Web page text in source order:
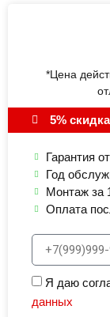
*Цена
5%
Гарантия
Год
Монтаж за
Оплата
Я даю
данных